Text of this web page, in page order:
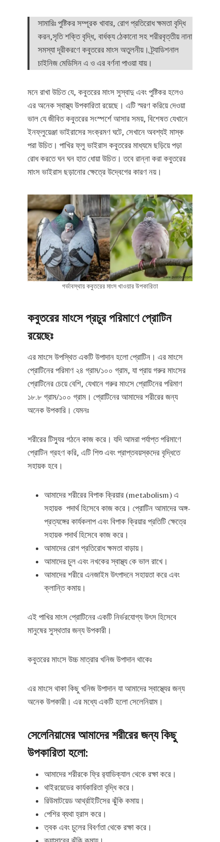
সামারিঃ পুষ্টিকর সম্পূরক খাবার, রোগ প্রতিরোধ ক্ষমতা বৃদ্ধি
করন,সৃতি শক্তি বৃদ্ধি, বার্ধক্য ঠেকানো সহ শরীরবৃত্তীয় নানা
সমস্যা দূরীকরণে কবুতরের মাংস অতুলনীয়। ট্র্যাডিশনাল
চাইনিজ মেডিসিন এ ও এর বর্ণনা পাওয়া যায়।
মনে রাখা উচিত যে, কবুতরের মাংস সুস্বাদু এবং পুষ্টিকর হলেও
এর অনেক স্বাস্থ্য উপকারিতা রয়েছে। এটি স্মরণ করিয়ে দেওয়া
ভাল যে জীবিত কবুতরের সংস্পর্শে আসার সময়, বিশেষত যেখানে
ইনফ্লুয়েঞ্জা ভাইরাসের সংক্রমণ ঘটে, সেখানে অবশ্যই মাস্ক
পরা উচিত। পাখির ফ্লু ভাইরাস কবুতরের মাধ্যমে ছড়িয়ে পড়া
রোধ করতে ঘন ঘন হাত ধোয়া উচিত। তবে রান্না করা কবুতরের
মাংস ভাইরাস ছড়ানোর ক্ষেত্রে উদ্বেগের কারণ নয়।
গর্ভাবস্থায় কবুতরের মাংস খাওয়ার উপকারিতা
কবুতরের মাংসে প্রচুর পরিমাণে প্রোটিন
রয়েছেঃ
এর মাংসে উপস্থিত একটি উপাদান হলো প্রোটিন। এর মাংসে
প্রোটিনের পরিমাণ ২৪ গ্রাম/১০০ গ্রাম, যা প্রায় গরুর মাংসের
প্রোটিনের চেয়ে বেশি, যেখানে গরুর মাংসে প্রোটিনের পরিমাণ
১৮.৮ গ্রাম/১০০ গ্রাম। প্রোটিনের আমাদের শরীরের জন্য
অনেক উপকারি। যেমনঃ
শরীরের টিস্যুর গঠনে কাজ করে। যদি আমরা পর্যাপ্ত পরিমাণে
প্রোটিন গ্রহণ করি, এটি শিশু এবং প্রাপ্তবয়স্কদের বৃদ্ধিতে
সহায়ক হবে।
আমাদের শরীরের বিপাক ক্রিয়ার (metabolism) এ
সহায়ক পদার্থ হিসেবে কাজ করে। প্রোটিন আমাদের অঙ্গ-
প্রত্যঙ্গের কার্যকলাপ এবং বিপাক ক্রিয়ার প্রতিটি ক্ষেত্রে
সহায়ক পদার্থ হিসেবে কাজ করে।
আমাদের রোগ প্রতিরোধ ক্ষমতা বাড়ায়।
আমাদের চুল এবং নখকের স্বাস্থ্য কে ভাল রাখে।
আমাদের শরীরে এনজাইম উৎপাদনে সহায়তা করে এবং
ক্লান্তি কমায়।
এই পাখির মাংস প্রোটিনের একটি নির্ভরযোগ্য উৎস হিসেবে
মানুষের সুস্থতার জন্য উপকারী।
কবুতরের মাংসে উচ্চ মাত্রার খনিজ উপাদান থাকেঃ
এর মাংসে থাকা কিছু খনিজ উপাদান যা আমাদের স্বাস্থ্যের জন্য
অনেক উপকারী। এর মধ্যে একটি হলো সেলেনিয়াম।
সেলেনিয়ামের আমাদের শরীরের জন্য কিছু
উপকারিতা হলো:
আমাদের শরীরকে ফ্রি র‍্যাডিক্যাল থেকে রক্ষা করে।
থাইরয়েডের কার্যকারিতা বৃদ্ধি করে।
রিউমাটয়েড আর্থ্রাইটিসের ঝুঁকি কমায়।
পেশির ব্যথা হ্রাস করে।
ত্বক এবং চুলের বিবর্ণতা থেকে রক্ষা করে।